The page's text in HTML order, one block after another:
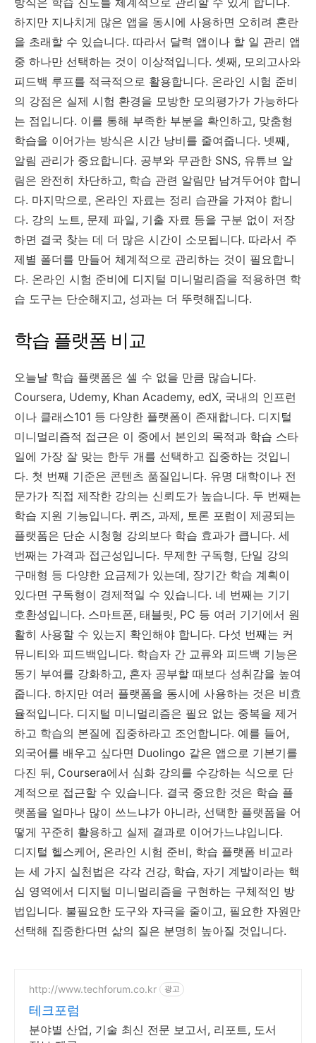
하지만 지나치게 많은 앱을 동시에 사용하면 오히려 혼란
을 초래할 수 있습니다. 따라서 달력 앱이나 할 일 관리 앱
중 하나만 선택하는 것이 이상적입니다. 셋째, 모의고사와
피드백 루프를 적극적으로 활용합니다. 온라인 시험 준비
의 강점은 실제 시험 환경을 모방한 모의평가가 가능하다
는 점입니다. 이를 통해 부족한 부분을 확인하고, 맞춤형
학습을 이어가는 방식은 시간 낭비를 줄여줍니다. 넷째,
알림 관리가 중요합니다. 공부와 무관한 SNS, 유튜브 알
림은 완전히 차단하고, 학습 관련 알림만 남겨두어야 합니
다. 마지막으로, 온라인 자료는 정리 습관을 가져야 합니
다. 강의 노트, 문제 파일, 기출 자료 등을 구분 없이 저장
하면 결국 찾는 데 더 많은 시간이 소모됩니다. 따라서 주
제별 폴더를 만들어 체계적으로 관리하는 것이 필요합니
다. 온라인 시험 준비에 디지털 미니멀리즘을 적용하면 학
습 도구는 단순해지고, 성과는 더 뚜렷해집니다.
학습 플랫폼 비교
오늘날 학습 플랫폼은 셀 수 없을 만큼 많습니다.
Coursera, Udemy, Khan Academy, edX, 국내의 인프런
이나 클래스101 등 다양한 플랫폼이 존재합니다. 디지털
미니멀리즘적 접근은 이 중에서 본인의 목적과 학습 스타
일에 가장 잘 맞는 한두 개를 선택하고 집중하는 것입니
다. 첫 번째 기준은 콘텐츠 품질입니다. 유명 대학이나 전
문가가 직접 제작한 강의는 신뢰도가 높습니다. 두 번째는
학습 지원 기능입니다. 퀴즈, 과제, 토론 포럼이 제공되는
플랫폼은 단순 시청형 강의보다 학습 효과가 큽니다. 세
번째는 가격과 접근성입니다. 무제한 구독형, 단일 강의
구매형 등 다양한 요금제가 있는데, 장기간 학습 계획이
있다면 구독형이 경제적일 수 있습니다. 네 번째는 기기
호환성입니다. 스마트폰, 태블릿, PC 등 여러 기기에서 원
활히 사용할 수 있는지 확인해야 합니다. 다섯 번째는 커
뮤니티와 피드백입니다. 학습자 간 교류와 피드백 기능은
동기 부여를 강화하고, 혼자 공부할 때보다 성취감을 높여
줍니다. 하지만 여러 플랫폼을 동시에 사용하는 것은 비효
율적입니다. 디지털 미니멀리즘은 필요 없는 중복을 제거
하고 학습의 본질에 집중하라고 조언합니다. 예를 들어,
외국어를 배우고 싶다면 Duolingo 같은 앱으로 기본기를
다진 뒤, Coursera에서 심화 강의를 수강하는 식으로 단
계적으로 접근할 수 있습니다. 결국 중요한 것은 학습 플
랫폼을 얼마나 많이 쓰느냐가 아니라, 선택한 플랫폼을 어
떻게 꾸준히 활용하고 실제 결과로 이어가느냐입니다.
디지털 헬스케어, 온라인 시험 준비, 학습 플랫폼 비교라
는 세 가지 실천법은 각각 건강, 학습, 자기 계발이라는 핵
심 영역에서 디지털 미니멀리즘을 구현하는 구체적인 방
법입니다. 불필요한 도구와 자극을 줄이고, 필요한 자원만
선택해 집중한다면 삶의 질은 분명히 높아질 것입니다.
http://www.techforum.co.kr 광고
테크포럼
분야별 산업, 기술 최신 전문 보고서, 리포트, 도서